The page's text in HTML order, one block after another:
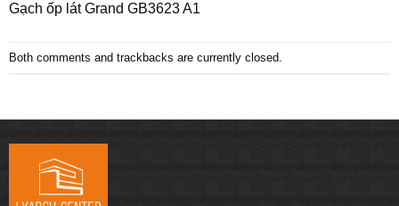
Gạch ốp lát Grand GB3623 A1
Both comments and trackbacks are currently closed.